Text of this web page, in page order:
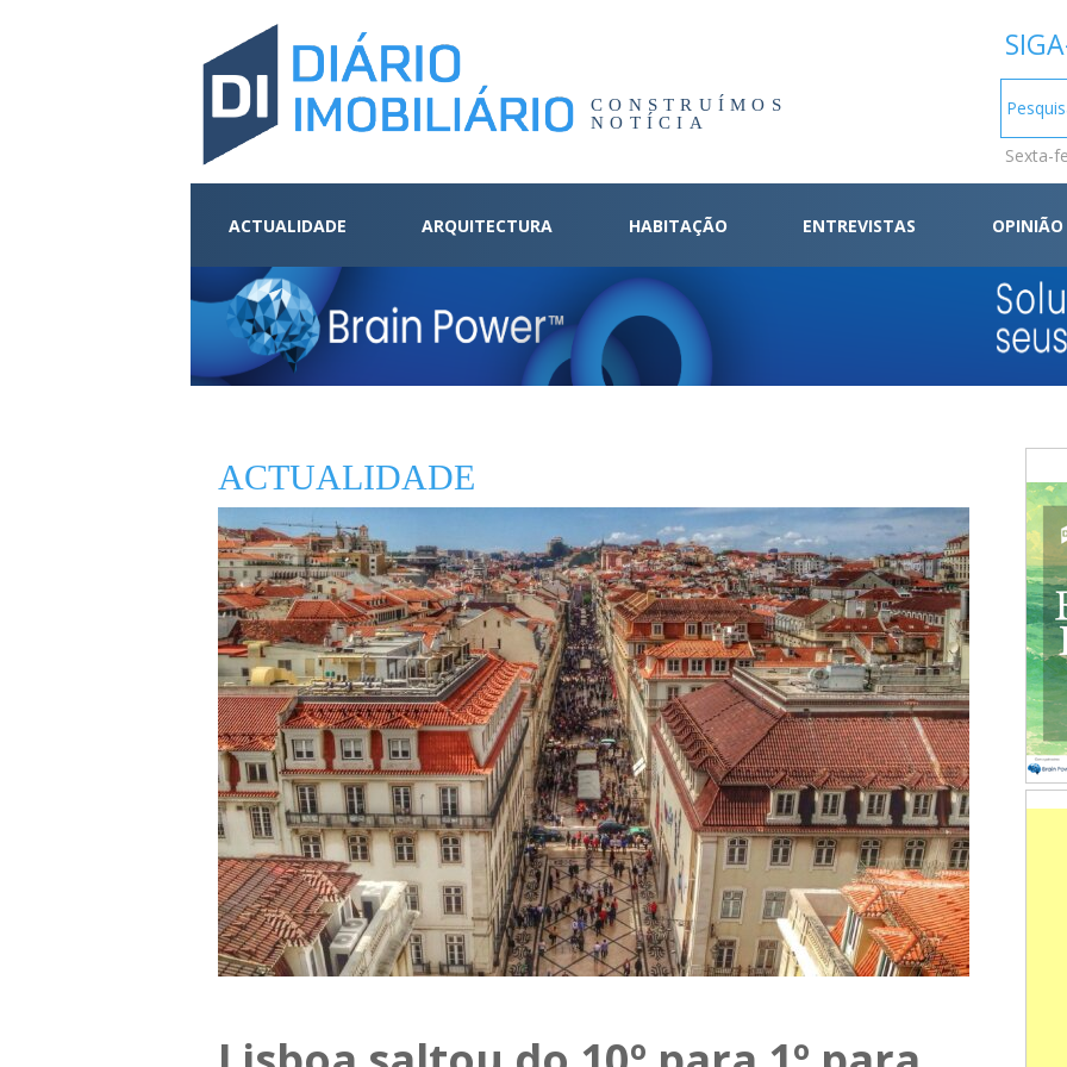
CONSTRUÍMOS
NOTÍCIA
Sexta-
ACTUALIDADE ARQUITECTURA HABITAÇÃO ENTREVISTAS OPINIÃO
ACTUALIDADE